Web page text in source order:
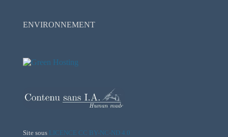
ENVIRONNEMENT
Site sous LICENCE CC BY-NC-ND 4.0